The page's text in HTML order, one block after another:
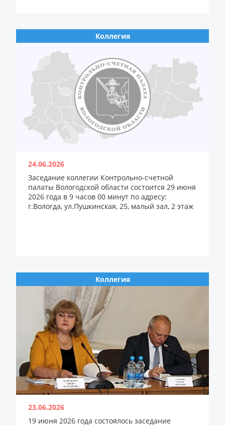
Коллегия
24.06.2026
Заседание коллегии Контрольно-счетной
палаты Вологодской области состоится 29 июня
2026 года в 9 часов 00 минут по адресу:
г.Вологда, ул.Пушкинская, 25, малый зал, 2 этаж
Коллегия
23.06.2026
19 июня 2026 года состоялось заседание